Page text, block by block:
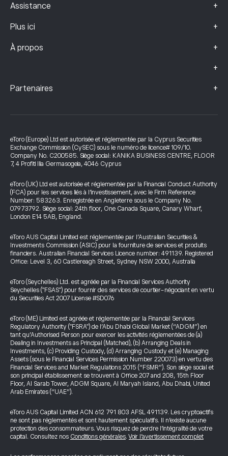
Assistance +
Plus ici +
À propos +
+
Partenaires +
eToro (Europe) Ltd est autorisée et réglementée par la Cyprus Securities
Exchange Commission (CySEC) sous le numéro de licence# 109/10.
Company No. C200585. Siège social: KANIKA BUSINESS CENTRE, FLOOR
7, 4 Profiti Ilia Germasogeia, 4046 Cyprus
eToro (UK) Ltd est autorisée et réglementée par la Financial Conduct Authority
(FCA) pour les services liés à l’investissement, avec le Firm Reference
Number: 583263. Enregistrée en Angleterre sous le Company No.
07973792. Siège social: 24th floor, One Canada Square, Canary Wharf,
London E14 5AB, England.
eToro AUS Capital Limited est réglementée par l’Australian Securities &
Investments Commission (ASIC) pour la fourniture de services et produits
financiers. Australian Financial Services Licence number: 491139. Registered
Office: Level 3, 60 Castlereagh Street, Sydney NSW 2000, Australia
eToro (Seychelles) Ltd. est agréée par la Financial Services Authority
Seychelles ("FSAS") pour fournir des services de courtier-négociant en vertu
du Securities Act 2007 License #SD076
eToro (ME) Limited est agréée et réglementée par la Financial Services
Regulatory Authority ("FSRA") de l’Abu Dhabi Global Market (“ADGM”) en
tant qu’Authorised Person pour exercer les activités réglementées de (a)
Dealing in Investments as Principal (Matched), (b) Arranging Deals in
Investments, (c) Providing Custody, (d) Arranging Custody et (e) Managing
Assets (sous le Financial Services Permission Number 220073) en vertu des
Financial Services and Market Regulations 2015 (“FSMR”). Son siège social et
son principal établissement se trouvent à Office 207 and 208, 15th Floor
Floor, Al Sarab Tower, ADGM Square, Al Maryah Island, Abu Dhabi, United
Arab Emirates (“UAE”).
eToro AUS Capital Limited ACN 612 791 803 AFSL 491139. Les cryptoactifs
ne sont pas réglementés et sont hautement spéculatifs. Il n’existe aucune
protection des consommateurs. Vous risquez de perdre l’intégralité de votre
capital. Consultez nos Conditions générales.Voir l’avertissement complet